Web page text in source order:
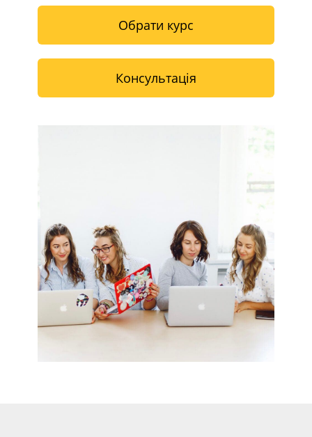
Обрати курс
Консультація